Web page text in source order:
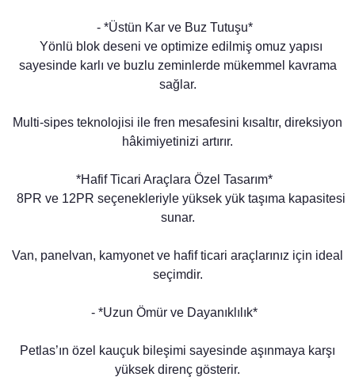
- *Üstün Kar ve Buz Tutuşu*
Yönlü blok deseni ve optimize edilmiş omuz yapısı
sayesinde karlı ve buzlu zeminlerde mükemmel kavrama
sağlar.
Multi-sipes teknolojisi ile fren mesafesini kısaltır, direksiyon
hâkimiyetinizi artırır.
*Hafif Ticari Araçlara Özel Tasarım*
8PR ve 12PR seçenekleriyle yüksek yük taşıma kapasitesi
sunar.
Van, panelvan, kamyonet ve hafif ticari araçlarınız için ideal
seçimdir.
- *Uzun Ömür ve Dayanıklılık*
Petlas’ın özel kauçuk bileşimi sayesinde aşınmaya karşı
yüksek direnç gösterir.